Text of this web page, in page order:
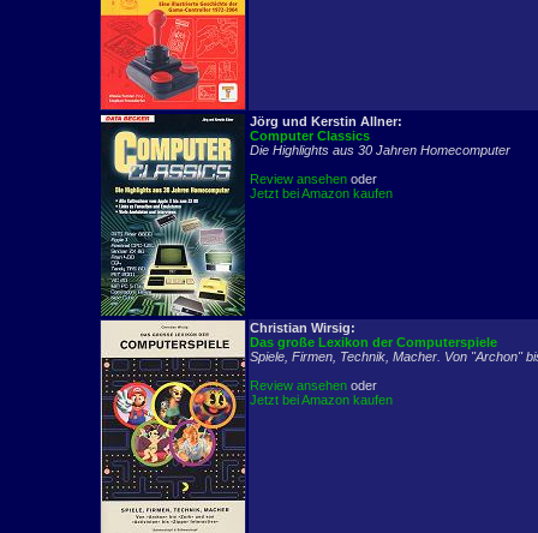
Jörg und Kerstin Allner:
Computer Classics
Die Highlights aus 30 Jahren Homecomputer
Review ansehenoder
Jetzt bei Amazon kaufen
Christian Wirsig:
Das große Lexikon der Computerspiele
Spiele, Firmen, Technik, Macher. Von "Archon"
Review ansehenoder
Jetzt bei Amazon kaufen